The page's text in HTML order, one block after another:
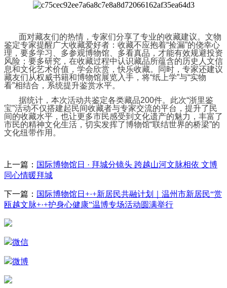
面对藏友们的热情，专家们分享了专业的收藏建议。文物
鉴定专家提醒广大收藏爱好者：收藏不应抱着“捡漏”的侥幸心
理，要多学习、多参观博物馆、多看真品，才能有效规避投资
风险；要多研究，在收藏过程中认识藏品所蕴含的历史人文信
息和文化艺术价值，学会欣赏，快乐收藏。同时，专家还建议
藏友们从权威书籍和博物馆展览入手，将“纸上学”与“实物
看”相结合，系统提升鉴赏水平。
据统计，本次活动共鉴定各类藏品200件。此次“浙里鉴
宝”活动不仅搭建起民间收藏者与专家交流的平台，提升了民
间的收藏水平，也让更多市民感受到文化遗产的魅力，丰富了
市民的精神文化生活，切实发挥了博物馆“联结世界的桥梁”的
文化纽带作用。
上一篇： 国际博物馆日 · 拜城分镜头 跨越山河文脉相依 文博
同心情暖拜城
下一篇： 国际博物馆日+·+新居民共融计划｜温州市新居民“赏
瓯越文脉+·+护身心健康”温博专场活动圆满举行
微信
微博